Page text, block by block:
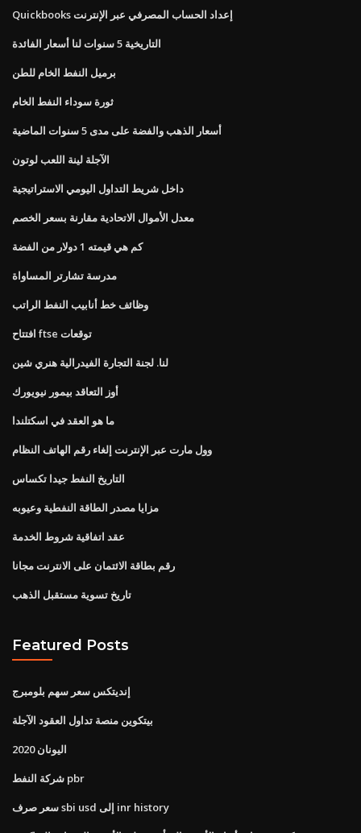
Quickbooks إعداد الحساب المصرفي عبر الإنترنت
التاريخية 5 سنوات لنا أسعار الفائدة
برميل النفط الخام للطن
ثورة سوداء النفط الخام
أسعار الذهب والفضة على مدى 5 سنوات الماضية
الآجلة لينة اللعب لوتون
داخل شريط التداول اليومي الاستراتيجية
معدل الأموال الاتحادية مقارنة بسعر الخصم
كم هي قيمته 1 دولار من الفضة
مدرسة تشارتر المساواة
وظائف خط أنابيب النفط الراتب
افتتاح ftse توقعات
لنا. لجنة التجارة الفيدرالية هنري شين
أوز التعاقد بيمور نيويورك
ما هو العقد في اسكتلندا
وول مارت عبر الإنترنت إلغاء رقم الهاتف النظام
التاريخ النفط جيدا تكساس
مزايا مصدر الطاقة النفطية وعيوبه
عقد اتفاقية شروط الخدمة
رقم بطاقة الائتمان على الانترنت مجانا
تاريخ تسوية مستقبل الذهب
Featured Posts
إنديتكس سعر سهم بلومبرج
بيتكوين منصة تداول العقود الآجلة
اليونان 2020
شركة النفط pbr
سعر صرف sbi usd إلى inr history